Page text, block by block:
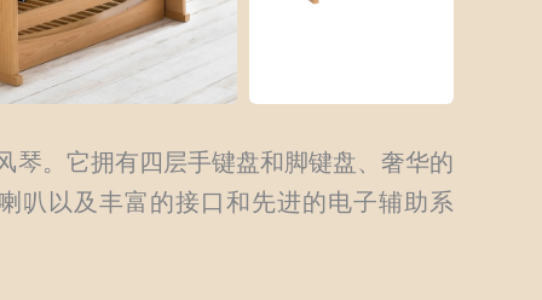
。它拥有四层手键盘和脚键盘、奢华的
叭以及丰富的接口和先进的电子辅助系